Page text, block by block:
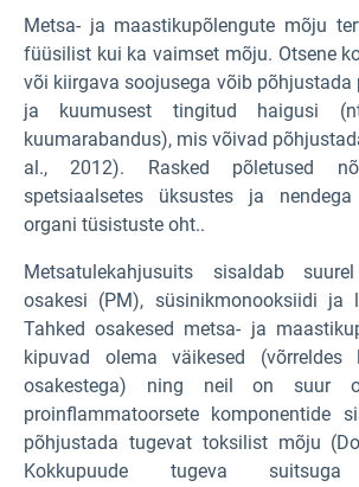
Metsa- ja maastikupõlengute mõju
füüsilist kui ka vaimset mõju. Otsene
või kiirgava soojusega võib põhjustada
ja kuumusest tingitud haigusi (nt
kuumarabandus), mis võivad
al., 2012). Rasked põletused
spetsiaalsetes üksustes ja
organi tüsistuste oht..
Metsatulekahjusuits sisaldab
osakesi (PM), süsinikmonooksiidi ja
Tahked osakesed metsa- ja
kipuvad olema väikesed (võrreldes
osakestega) ning neil on suur
proinflammatoorsete komponentide
põhjustada tugevat toksilist mõju
Kokkupuude tugeva